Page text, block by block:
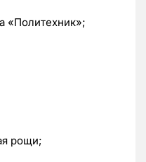
«Политехник»;
рощи;